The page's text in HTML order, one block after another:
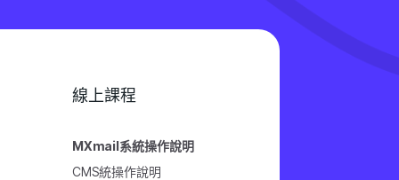
線上課程
MXmail系統操作說明
CMS統操作說明